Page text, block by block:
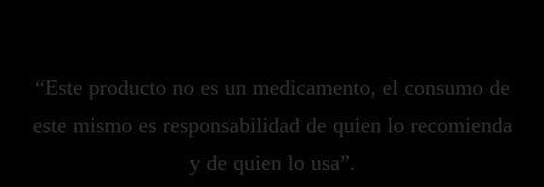
“Este producto no es un medicamento, el consumo de
este mismo es responsabilidad de quien lo recomienda
y de quien lo usa”.